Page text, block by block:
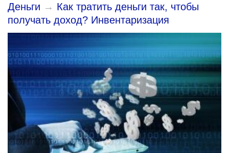
Деньги → Как тратить деньги так, чтобы
получать доход? Инвентаризация